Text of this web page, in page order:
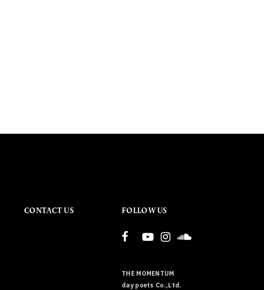
CONTACT US FOLLOW US
THE MOMENTUM
day poets Co.,Ltd.